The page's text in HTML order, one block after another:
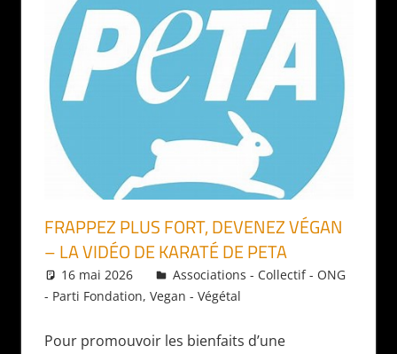
FRAPPEZ PLUS FORT, DEVENEZ VÉGAN
– LA VIDÉO DE KARATÉ DE PETA
16 mai 2026 Daniel
Associations - Collectif - ONG
- Parti Fondation, Vegan - Végétal
Pour promouvoir les bienfaits d’une